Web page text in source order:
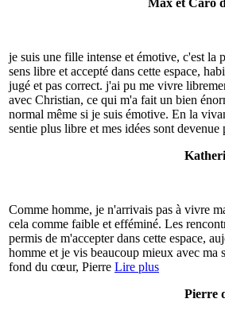
Max et Caro
je suis une fille intense et émotive, c'est la
sens libre et accepté dans cette espace,
jugé et pas correct. j'ai pu me vivre
avec Christian, ce qui m'a fait un bien
normal même si je suis émotive. En la
sentie plus libre et mes idées sont devenue
Comme homme, je n'arrivais pas à vivre
cela comme faible et efféminé. Les
permis de m'accepter dans cette espace,
homme et je vis beaucoup mieux avec ma
fond du cœur, Pierre Lire plus
Pierre